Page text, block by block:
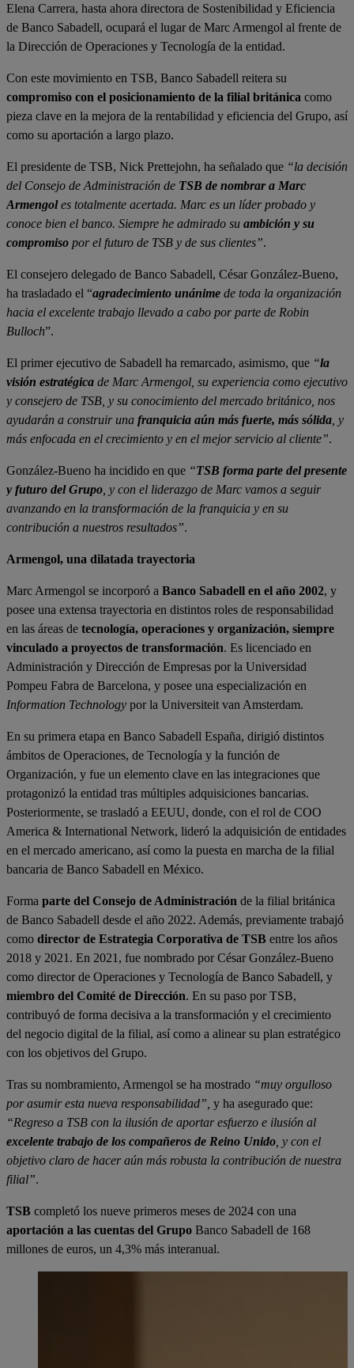
Elena Carrera, hasta ahora directora de Sostenibilidad y Eficiencia
de Banco Sabadell, ocupará el lugar de Marc Armengol al frente de
la Dirección de Operaciones y Tecnología de la entidad.
Con este movimiento en TSB, Banco Sabadell reitera su
compromiso con el posicionamiento de la filial británica como
pieza clave en la mejora de la rentabilidad y eficiencia del Grupo, así
como su aportación a largo plazo.
El presidente de TSB, Nick Prettejohn, ha señalado que “la decisión
del Consejo de Administración de TSB de nombrar a Marc
Armengoles totalmente acertada. Marc es un líder probado y
conoce bien el banco. Siempre he admirado su ambición y su
compromiso por el futuro de TSB y de sus clientes”.
El consejero delegado de Banco Sabadell, César González-Bueno,
ha trasladado el “agradecimiento unánime de toda la organización
hacia el excelente trabajo llevado a cabo por parte de Robin
Bulloch”.
El primer ejecutivo de Sabadell ha remarcado, asimismo, que “la
visión estratégica de Marc Armengol, su experiencia como ejecutivo
y consejero de TSB, y su conocimiento del mercado británico, nos
ayudarán a construir una franquicia aún más fuerte, más sólida , y
más enfocada en el crecimiento y en el mejor servicio al cliente”.
González-Bueno ha incidido en que “TSB forma parte del presente
y futuro del Grupo , y con el liderazgo de Marc vamos a seguir
avanzando en la transformación de la franquicia y en su
contribución a nuestros resultados”.
Armengol, una dilatada trayectoria
Marc Armengol se incorporó a Banco Sabadell en el año 2002, y
posee una extensa trayectoria en distintos roles de responsabilidad
en las áreas de tecnología, operaciones y organización, siempre
vinculado a proyectos de transformación. Es licenciado en
Administración y Dirección de Empresas por la Universidad
Pompeu Fabra de Barcelona, y posee una especialización en
Information Technology por la Universiteit van Amsterdam.
En su primera etapa en Banco Sabadell España, dirigió distintos
ámbitos de Operaciones, de Tecnología y la función de
Organización, y fue un elemento clave en las integraciones que
protagonizó la entidad tras múltiples adquisiciones bancarias.
Posteriormente, se trasladó a EEUU, donde, con el rol de COO
America & International Network, lideró la adquisición de entidades
en el mercado americano, así como la puesta en marcha de la filial
bancaria de Banco Sabadell en México.
Forma parte del Consejo de Administración de la filial británica
de Banco Sabadell desde el año 2022. Además, previamente trabajó
como director de Estrategia Corporativa de TSB entre los años
2018 y 2021. En 2021, fue nombrado por César González-Bueno
como director de Operaciones y Tecnología de Banco Sabadell, y
miembro del Comité de Dirección. En su paso por TSB,
contribuyó de forma decisiva a la transformación y el crecimiento
del negocio digital de la filial, así como a alinear su plan estratégico
con los objetivos del Grupo.
Tras su nombramiento, Armengol se ha mostrado “muy orgulloso
por asumir esta nueva responsabilidad”, y ha asegurado que:
“Regreso a TSB con la ilusión de aportar esfuerzo e ilusión al
excelente trabajo de los compañeros de Reino Unido , y con el
objetivo claro de hacer aún más robusta la contribución de nuestra
filial”.
TSB completó los nueve primeros meses de 2024 con una
aportación a las cuentas del Grupo Banco Sabadell de 168
millones de euros, un 4,3% más interanual.